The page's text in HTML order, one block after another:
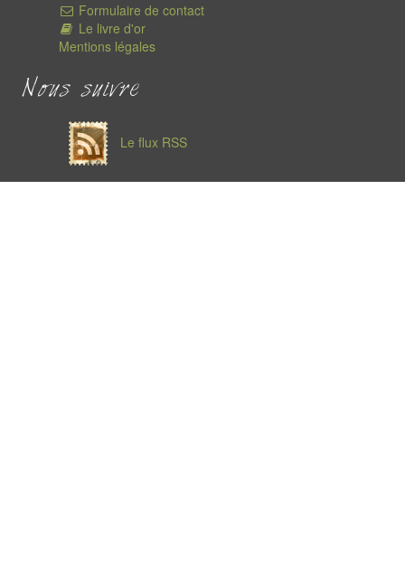
Formulaire de contact
Le livre d'or
Mentions légales
Nous suivre
Le flux RSS